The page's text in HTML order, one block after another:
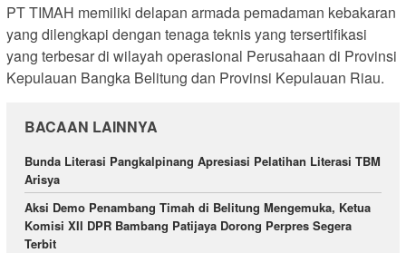
PT TIMAH memiliki delapan armada pemadaman kebakaran
yang dilengkapi dengan tenaga teknis yang tersertifikasi
yang terbesar di wilayah operasional Perusahaan di Provinsi
Kepulauan Bangka Belitung dan Provinsi Kepulauan Riau.
BACAAN LAINNYA
Bunda Literasi Pangkalpinang Apresiasi Pelatihan Literasi TBM
Arisya
Aksi Demo Penambang Timah di Belitung Mengemuka, Ketua
Komisi XII DPR Bambang Patijaya Dorong Perpres Segera
Terbit